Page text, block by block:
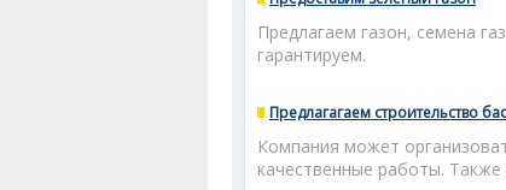
Предлагаем газон, семена
гарантируем.
Предлагагаем строительство
Компания может
качественные работы.